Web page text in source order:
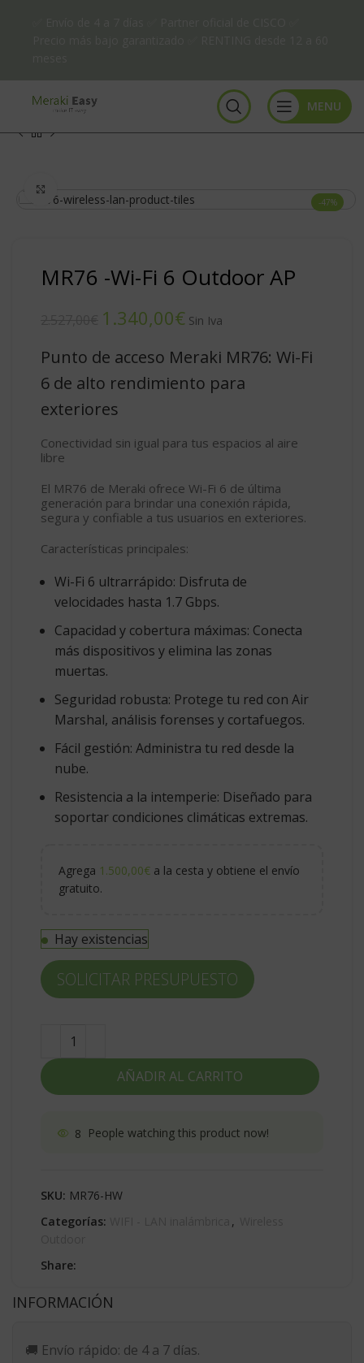
MENU
-47%
MR76 -Wi-Fi 6 Outdoor AP
1.340,00€
Punto de acceso Meraki MR76: Wi-Fi
6 de alto rendimiento para
exteriores
Conectividad sin igual para tus espacios al aire
libre
El MR76 de Meraki ofrece Wi-Fi 6 de última
generación para brindar una conexión rápida,
segura y confiable a tus usuarios en exteriores.
Características principales:
Wi-Fi 6 ultrarrápido: Disfruta de
velocidades hasta 1.7 Gbps.
Capacidad y cobertura máximas: Conecta
más dispositivos y elimina las zonas
muertas.
Seguridad robusta: Protege tu red con Air
Marshal, análisis forenses y cortafuegos.
Fácil gestión: Administra tu red desde la
nube.
Resistencia a la intemperie: Diseñado para
soportar condiciones climáticas extremas.
Agrega 1.500,00€ a la cesta y obtiene el envío
gratuito.
Hay existencias
AÑADIR AL CARRITO
SOLICITAR PRESUPUESTO
8 People watching this product now!
SKU: MR76-HW
Categorías:
,
Share:
INFORMACIÓN
🚚 Envío rápido: de 4 a 7 días.